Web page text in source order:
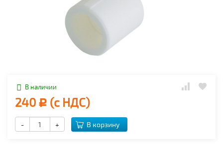
В наличии
240 Р (с НДС)
- + В корзину